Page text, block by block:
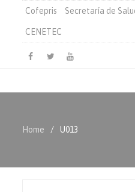
Cofepris Secretaría de
CENETEC
Facebook
TwitterYoutube
Home U013